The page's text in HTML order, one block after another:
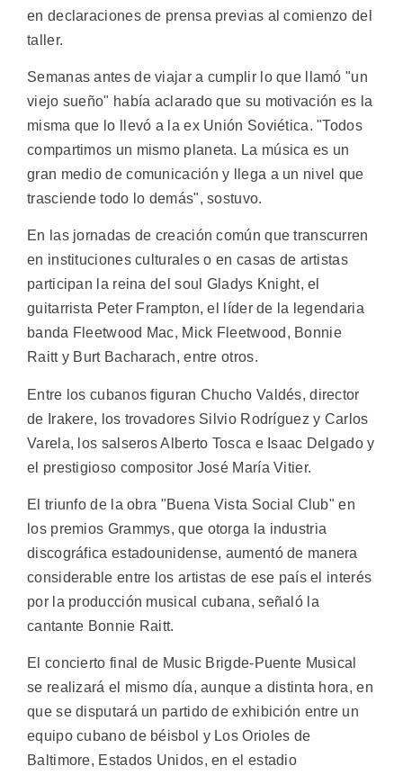
en declaraciones de prensa previas al comienzo del
taller.
Semanas antes de viajar a cumplir lo que llamó "un
viejo sueño" había aclarado que su motivación es la
misma que lo llevó a la ex Unión Soviética. "Todos
compartimos un mismo planeta. La música es un
gran medio de comunicación y llega a un nivel que
trasciende todo lo demás", sostuvo.
En las jornadas de creación común que transcurren
en instituciones culturales o en casas de artistas
participan la reina del soul Gladys Knight, el
guitarrista Peter Frampton, el líder de la legendaria
banda Fleetwood Mac, Mick Fleetwood, Bonnie
Raitt y Burt Bacharach, entre otros.
Entre los cubanos figuran Chucho Valdés, director
de Irakere, los trovadores Silvio Rodríguez y Carlos
Varela, los salseros Alberto Tosca e Isaac Delgado y
el prestigioso compositor José María Vitier.
El triunfo de la obra "Buena Vista Social Club" en
los premios Grammys, que otorga la industria
discográfica estadounidense, aumentó de manera
considerable entre los artistas de ese país el interés
por la producción musical cubana, señaló la
cantante Bonnie Raitt.
El concierto final de Music Brigde-Puente Musical
se realizará el mismo día, aunque a distinta hora, en
que se disputará un partido de exhibición entre un
equipo cubano de béisbol y Los Orioles de
Baltimore, Estados Unidos, en el estadio